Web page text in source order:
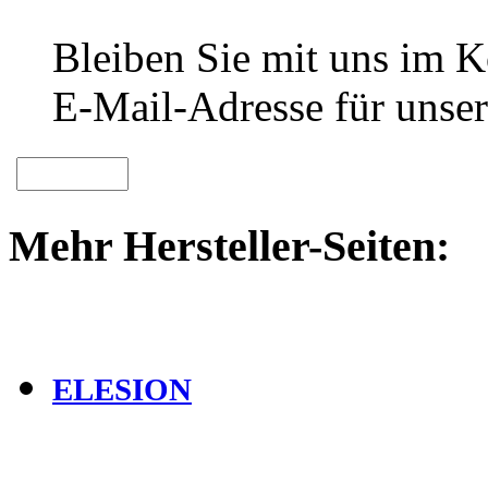
Bleiben Sie mit uns im
E-Mail-Adresse für
Mehr Hersteller-Seiten:
ELESION